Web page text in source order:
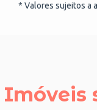
* Valores sujeitos a
Imóveis